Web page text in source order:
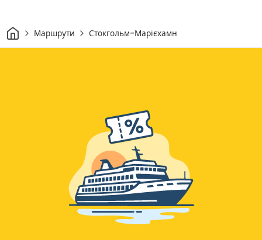
Дім Маршрути Стокгольм-Марієхамн